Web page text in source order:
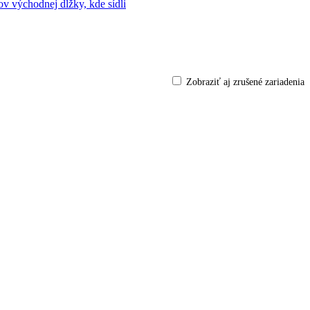
Zobraziť aj zrušené zariadenia